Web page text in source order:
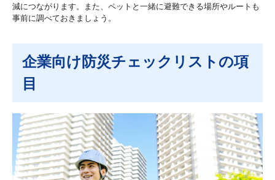
減につながります。また、ペットと一緒に避難できる場所やルートも
事前に調べておきましょう。
企業向け防災チェックリストの項
目